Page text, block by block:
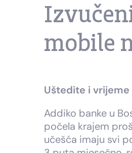
mobile
Uštedite i vrijeme
Addiko banke u
počela krajem
učešća imaju svi